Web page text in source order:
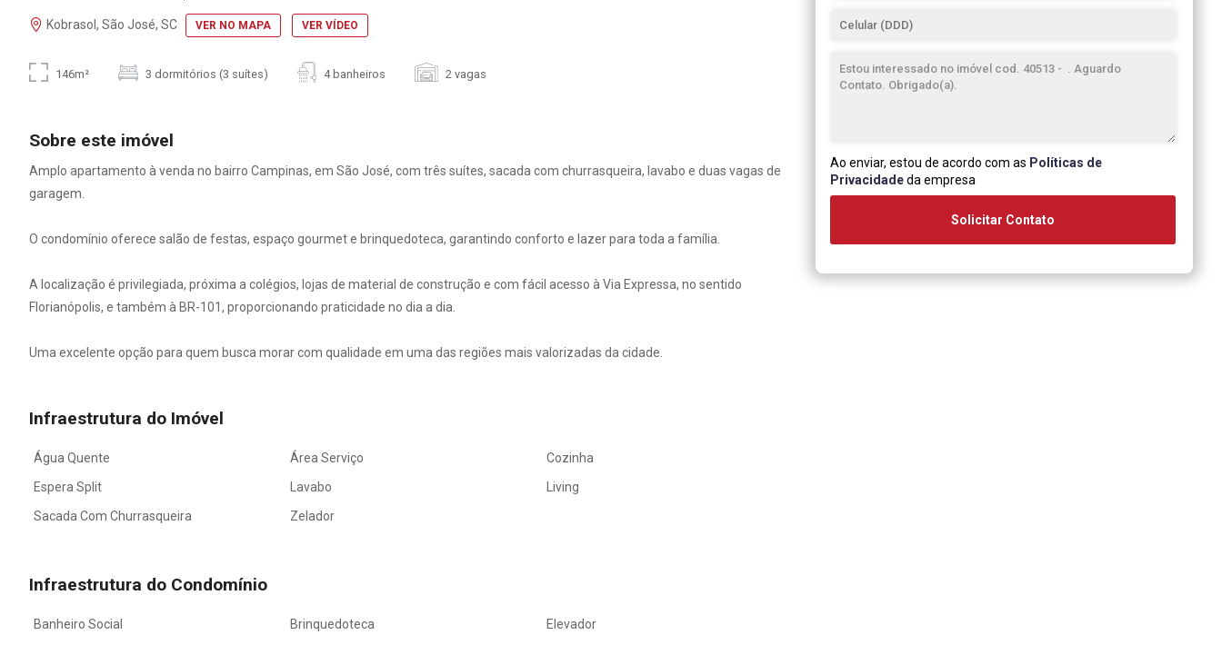
Kobrasol, São José, SC VER NO MAPA VER VÍDEO
146m² 3 dormitórios (3 suítes) 4 banheiros 2 vagas
Sobre este imóvel
Amplo apartamento à venda no bairro Campinas, em São José, com três suítes, sacada com churrasqueira, lavabo e duas vagas de
garagem.
O condomínio oferece salão de festas, espaço gourmet e brinquedoteca, garantindo conforto e lazer para toda a família.
A localização é privilegiada, próxima a colégios, lojas de material de construção e com fácil acesso à Via Expressa, no sentido
Florianópolis, e também à BR-101, proporcionando praticidade no dia a dia.
Uma excelente opção para quem busca morar com qualidade em uma das regiões mais valorizadas da cidade.
Infraestrutura do Imóvel
Água Quente Área Serviço
Cozinha
Espera Split
Lavabo
Living
Sacada Com Churrasqueira
Zelador
Infraestrutura do Condomínio
Banheiro Social Brinquedoteca
Elevador
Ao enviar, estou de acordo com as Políticas de
Privacidadeda empresa
Solicitar Contato